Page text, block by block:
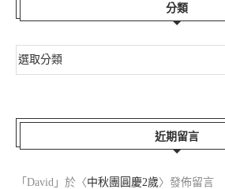
分類
近期留言
「 David 」於〈中秋團圓慶2歲〉發佈留言